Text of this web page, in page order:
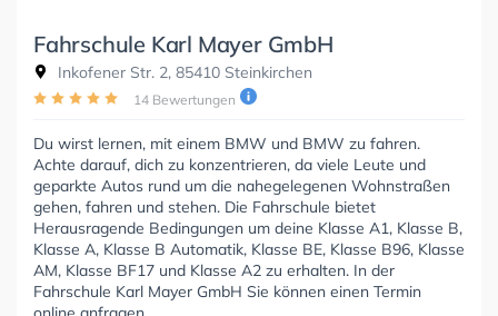
Fahrschule Karl Mayer GmbH
Inkofener Str. 2, 85410 Steinkirchen
14 Bewertungen
Du wirst lernen, mit einem BMW und BMW zu fahren.
Achte darauf, dich zu konzentrieren, da viele Leute und
geparkte Autos rund um die nahegelegenen Wohnstraßen
gehen, fahren und stehen. Die Fahrschule bietet
Herausragende Bedingungen um deine Klasse A1, Klasse B,
Klasse A, Klasse B Automatik, Klasse BE, Klasse B96, Klasse
AM, Klasse BF17 und Klasse A2 zu erhalten. In der
Fahrschule Karl Mayer GmbH Sie können einen Termin